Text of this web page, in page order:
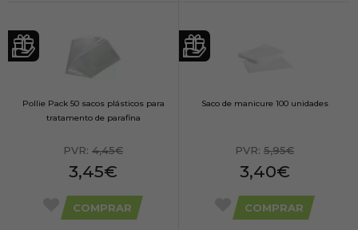
Pollie Pack 50 sacos plásticos para
tratamento de parafina
PVR: 4,45€
3,45€
COMPRAR
Saco de manicure 100 unidades
PVR: 5,95€
3,40€
COMPRAR